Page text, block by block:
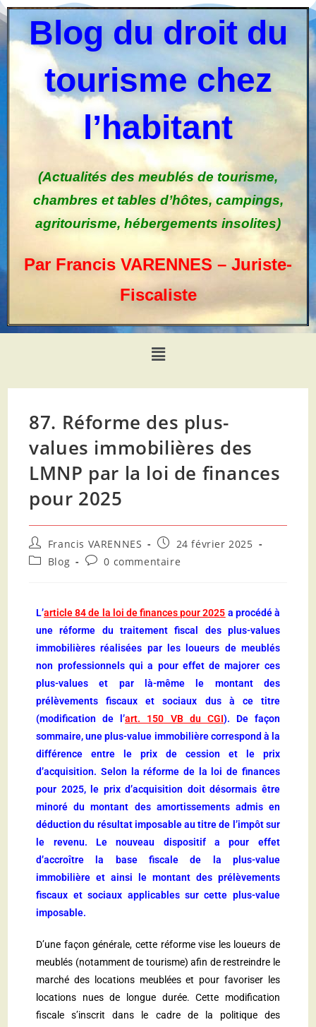
Blog du droit du
tourisme chez
l’habitant
(Actualités des meublés de tourisme,
chambres et tables d’hôtes, campings,
agritourisme, hébergements insolites)
Par Francis VARENNES – Juriste-
Fiscaliste
87. Réforme des plus-
values immobilières des
LMNP par la loi de finances
pour 2025
Francis VARENNES
24 février 2025
Blog
0 commentaire
L’article 84 de la loi de finances pour 2025 a procédé à
une réforme du traitement fiscal des plus-values
immobilières réalisées par les loueurs de meublés
non professionnels qui a pour effet de majorer ces
plus-values et par là-même le montant des
prélèvements fiscaux et sociaux dus à ce titre
(modification de l’art. 150 VB du CGI). De façon
sommaire, une plus-value immobilière correspond à la
différence entre le prix de cession et le prix
d’acquisition. Selon la réforme de la loi de finances
pour 2025, le prix d’acquisition doit désormais être
minoré du montant des amortissements admis en
déduction du résultat imposable au titre de l’impôt sur
le revenu. Le nouveau dispositif a pour effet
d’accroître la base fiscale de la plus-value
immobilière et ainsi le montant des prélèvements
fiscaux et sociaux applicables sur cette plus-value
imposable.
D’une façon générale, cette réforme vise les loueurs de
meublés (notamment de tourisme) afin de restreindre le
marché des locations meublées et pour favoriser les
locations nues de longue durée. Cette modification
fiscale s’inscrit dans le cadre de la politique des